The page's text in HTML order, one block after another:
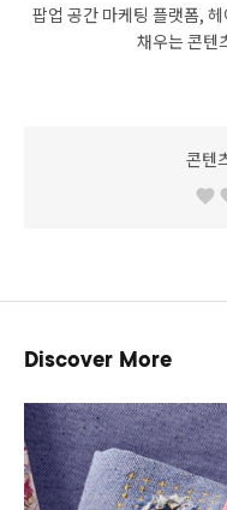
팝업 공간 마케팅 플랫폼,
채우는 콘텐
콘텐
Discover More